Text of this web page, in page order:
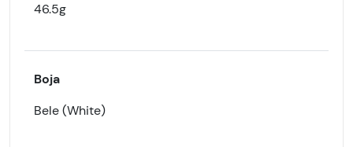
46.5g
Boja
Bele (White)